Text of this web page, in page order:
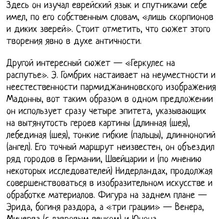
Здесь он изучал еврейский язык и спутниками себе
имел, по его собственным словам, «лишь скорпионов
и диких зверей». Стоит отметить, что сюжет этого
творения явно в духе античности.
Другой интересный сюжет — «Геркулес на
распутье». Э. Гомбрих настаивает на неуместности и
неестественности пармиджаниновского изображения
Мадонны, вот таким образом в одном предложении
он использует сразу четыре эпитета, указывающих
на вытянутость героев картины (длинная (шея),
лебединая (шея), тонкие гибкие (пальцы), длинноногий
(ангел). Его точный маршрут неизвестен, он объездил
ряд городов в Германии, Швейцарии и (по мнению
некоторых исследователей) Нидерландах, продолжая
совершенствоваться в изобразительном искусстве и
обработке материалов. Фигура на заднем плане —
Эрида, богиня раздора, а «три грации» — Венера,